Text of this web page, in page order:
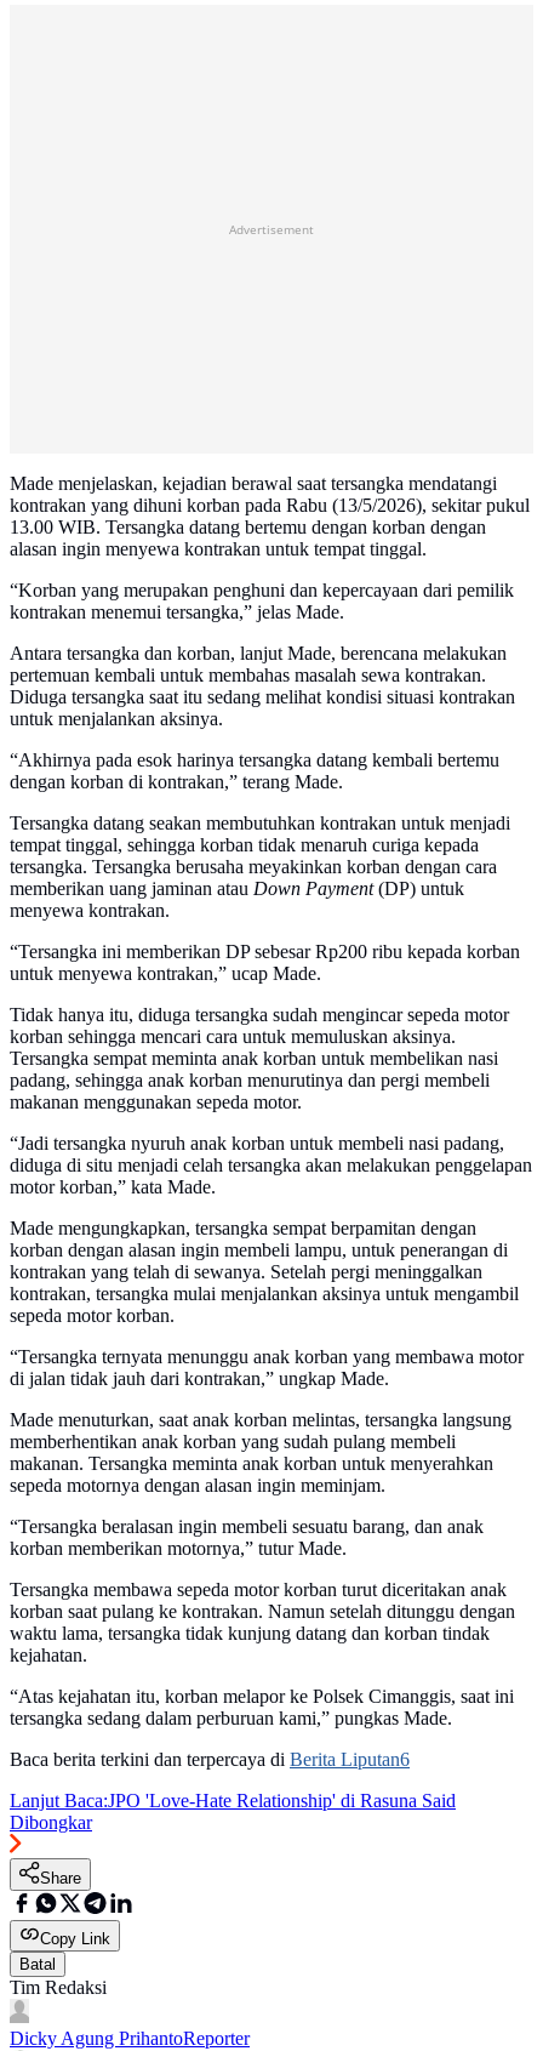
Advertisement
Made menjelaskan, kejadian berawal saat tersangka mendatangi
kontrakan yang dihuni korban pada Rabu (13/5/2026), sekitar pukul
13.00 WIB. Tersangka datang bertemu dengan korban dengan
alasan ingin menyewa kontrakan untuk tempat tinggal.
“Korban yang merupakan penghuni dan kepercayaan dari pemilik
kontrakan menemui tersangka,” jelas Made.
Antara tersangka dan korban, lanjut Made, berencana melakukan
pertemuan kembali untuk membahas masalah sewa kontrakan.
Diduga tersangka saat itu sedang melihat kondisi situasi kontrakan
untuk menjalankan aksinya.
“Akhirnya pada esok harinya tersangka datang kembali bertemu
dengan korban di kontrakan,” terang Made.
Tersangka datang seakan membutuhkan kontrakan untuk menjadi
tempat tinggal, sehingga korban tidak menaruh curiga kepada
tersangka. Tersangka berusaha meyakinkan korban dengan cara
memberikan uang jaminan atau Down Payment(DP) untuk
menyewa kontrakan.
“Tersangka ini memberikan DP sebesar Rp200 ribu kepada korban
untuk menyewa kontrakan,” ucap Made.
Tidak hanya itu, diduga tersangka sudah mengincar sepeda motor
korban sehingga mencari cara untuk memuluskan aksinya.
Tersangka sempat meminta anak korban untuk membelikan nasi
padang, sehingga anak korban menurutinya dan pergi membeli
makanan menggunakan sepeda motor.
“Jadi tersangka nyuruh anak korban untuk membeli nasi padang,
diduga di situ menjadi celah tersangka akan melakukan penggelapan
motor korban,” kata Made.
Made mengungkapkan, tersangka sempat berpamitan dengan
korban dengan alasan ingin membeli lampu, untuk penerangan di
kontrakan yang telah di sewanya. Setelah pergi meninggalkan
kontrakan, tersangka mulai menjalankan aksinya untuk mengambil
sepeda motor korban.
“Tersangka ternyata menunggu anak korban yang membawa motor
di jalan tidak jauh dari kontrakan,” ungkap Made.
Made menuturkan, saat anak korban melintas, tersangka langsung
memberhentikan anak korban yang sudah pulang membeli
makanan. Tersangka meminta anak korban untuk menyerahkan
sepeda motornya dengan alasan ingin meminjam.
“Tersangka beralasan ingin membeli sesuatu barang, dan anak
korban memberikan motornya,” tutur Made.
Tersangka membawa sepeda motor korban turut diceritakan anak
korban saat pulang ke kontrakan. Namun setelah ditunggu dengan
waktu lama, tersangka tidak kunjung datang dan korban tindak
kejahatan.
“Atas kejahatan itu, korban melapor ke Polsek Cimanggis, saat ini
tersangka sedang dalam perburuan kami,” pungkas Made.
Baca berita terkini dan terpercaya di Berita Liputan6
Lanjut Baca:JPO 'Love-Hate Relationship' di Rasuna Said
Dibongkar
Share
Copy Link
Batal
Tim Redaksi
Dicky Agung PrihantoReporter